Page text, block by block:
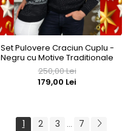
Set Pulovere Craciun Cuplu -
Negru cu Motive Traditionale
250,00 Lei
179,00 Lei
1 2 3 ... 7